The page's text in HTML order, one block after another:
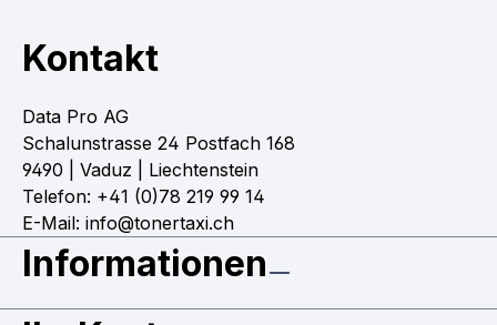
Kontakt
Data Pro AG
Schalunstrasse 24 Postfach 168
9490 | Vaduz | Liechtenstein
Telefon: +41 (0)78 219 99 14
E-Mail: info@tonertaxi.ch
Informationen